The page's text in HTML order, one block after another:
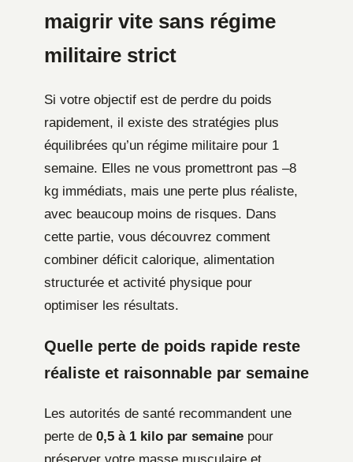
maigrir vite sans régime
militaire strict
Si votre objectif est de perdre du poids
rapidement, il existe des stratégies plus
équilibrées qu’un régime militaire pour 1
semaine. Elles ne vous promettront pas –8
kg immédiats, mais une perte plus réaliste,
avec beaucoup moins de risques. Dans
cette partie, vous découvrez comment
combiner déficit calorique, alimentation
structurée et activité physique pour
optimiser les résultats.
Quelle perte de poids rapide reste
réaliste et raisonnable par semaine
Les autorités de santé recommandent une
perte de 0,5 à 1 kilo par semaine pour